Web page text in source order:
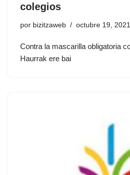
colegios
por bizitzaweb octubre 19, 2021
Contra la mascarilla obligatoria
Haurrak ere bai